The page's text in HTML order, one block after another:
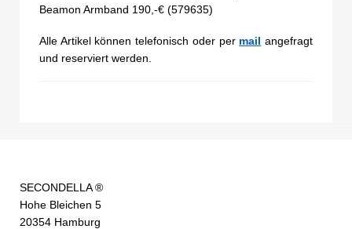
Beamon Armband 190,-€ (579635)
Alle Artikel können telefonisch oder per mail angefragt
und reserviert werden.
SECONDELLA ®
Hohe Bleichen 5
20354 Hamburg